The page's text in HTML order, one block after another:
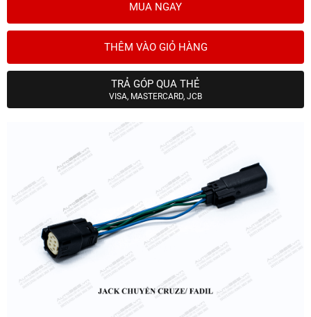
MUA NGAY
THÊM VÀO GIỎ HÀNG
TRẢ GÓP QUA THẺ
VISA, MASTERCARD, JCB